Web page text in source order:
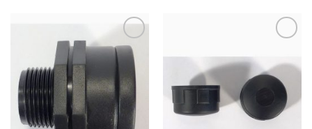
Zu
Wunschliste
hinzufügen
Wunschliste
hinzufügen